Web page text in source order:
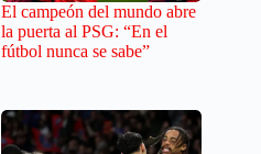
El campeón del mundo abre
la puerta al PSG: “En el
fútbol nunca se sabe”